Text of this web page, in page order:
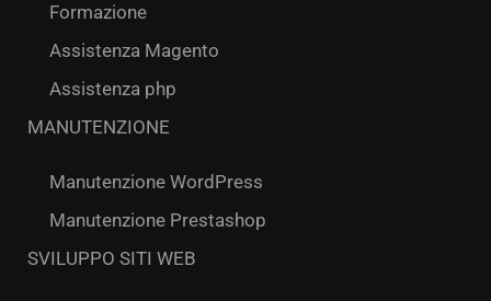
Formazione
Assistenza Magento
Assistenza php
MANUTENZIONE
Manutenzione WordPress
Manutenzione Prestashop
SVILUPPO SITI WEB